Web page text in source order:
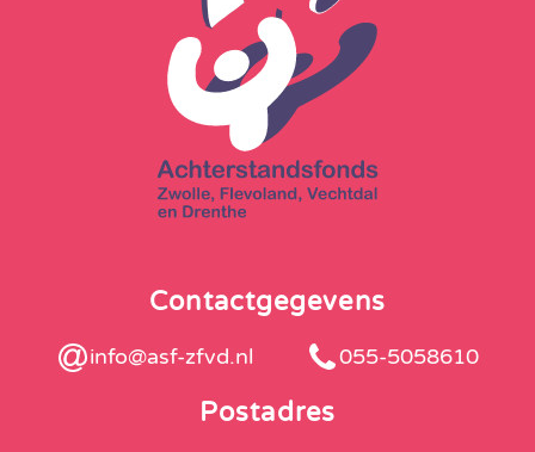
Contactgegevens
info@asf-zfvd.nl 055-5058610
Postadres